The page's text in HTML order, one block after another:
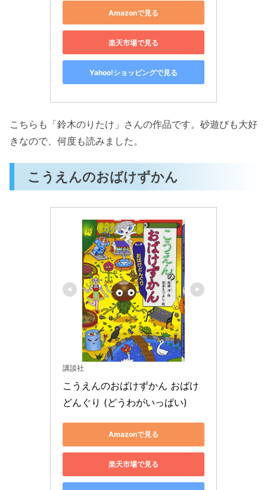
Amazonで見る
楽天市場で見る
Yahoo!ショッピングで見る
こちらも「鈴木のりたけ」さんの作品です。砂遊びも大好
きなので、何度も読みました。
こうえんのおばけずかん
講談社
こうえんのおばけずかん おばけ
どんぐり (どうわがいっぱい)
Amazonで見る
楽天市場で見る